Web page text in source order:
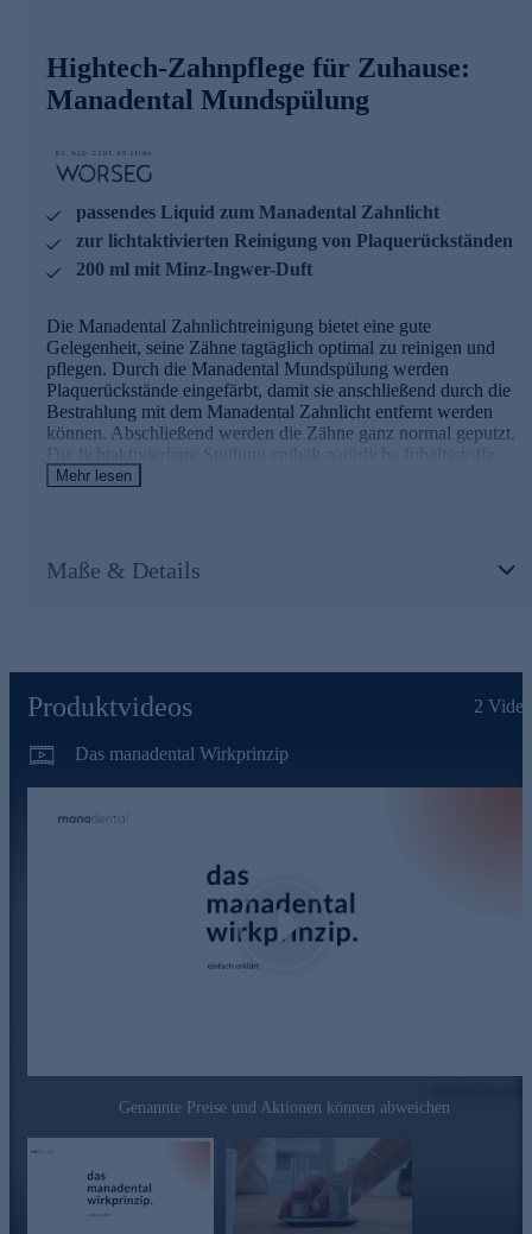
Hightech-Zahnpflege für Zuhause:
Manadental Mundspülung
passendes Liquid zum Manadental Zahnlicht
zur lichtaktivierten Reinigung von Plaquerückständen
200 ml mit Minz-Ingwer-Duft
Die Manadental Zahnlichtreinigung bietet eine gute
Gelegenheit, seine Zähne tagtäglich optimal zu reinigen und
pflegen. Durch die Manadental Mundspülung werden
Plaquerückstände eingefärbt, damit sie anschließend durch die
Bestrahlung mit dem Manadental Zahnlicht entfernt werden
können. Abschließend werden die Zähne ganz normal geputzt.
Die lichtaktivierbare Spülung enthält natürliche Inhaltsstoffe
und wird idealerweise alle zwei Tage angewendet. Bei einem
strahlendes Lächeln. Jetzt gleich online bestellen.
Mehr lesen
Maße & Details
Produktvideos 2
Das manadental Wirkprinzip
Play
Genannte Preise und Aktionen können abweichen